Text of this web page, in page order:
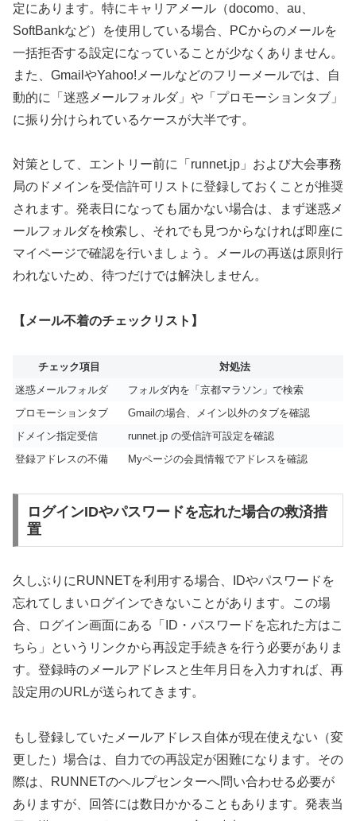
定にあります。特にキャリアメール（docomo、au、
SoftBankなど）を使用している場合、PCからのメールを
一括拒否する設定になっていることが少なくありません。
また、GmailやYahoo!メールなどのフリーメールでは、自
動的に「迷惑メールフォルダ」や「プロモーションタブ」
に振り分けられているケースが大半です。
対策として、エントリー前に「runnet.jp」および大会事務
局のドメインを受信許可リストに登録しておくことが推奨
されます。発表日になっても届かない場合は、まず迷惑メ
ールフォルダを検索し、それでも見つからなければ即座に
マイページで確認を行いましょう。メールの再送は原則行
われないため、待つだけでは解決しません。
【メール不着のチェックリスト】
チェック項目
対処法
迷惑メールフォルダ
フォルダ内を「京都マラソン」で検索
プロモーションタブ
Gmailの場合、メイン以外のタブを確認
ドメイン指定受信
runnet.jp の受信許可設定を確認
登録アドレスの不備
Myページの会員情報でアドレスを確認
ログインIDやパスワードを忘れた場合の救済措
置
久しぶりにRUNNETを利用する場合、IDやパスワードを
忘れてしまいログインできないことがあります。この場
合、ログイン画面にある「ID・パスワードを忘れた方はこ
ちら」というリンクから再設定手続きを行う必要がありま
す。登録時のメールアドレスと生年月日を入力すれば、再
設定用のURLが送られてきます。
もし登録していたメールアドレス自体が現在使えない（変
更した）場合は、自力での再設定が困難になります。その
際は、RUNNETのヘルプセンターへ問い合わせる必要が
ありますが、回答には数日かかることもあります。発表当